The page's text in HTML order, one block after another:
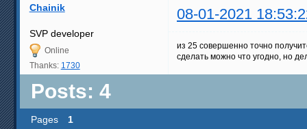
Chainik 08-01-2021
SVP developer
Online
Thanks: 1730
из 25 совершенно точно
сделать можно что угодно, но
Posts: 4
Pages 1